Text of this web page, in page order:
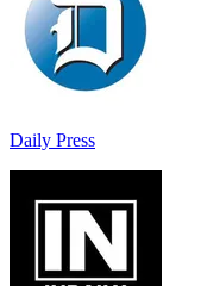
Daily Press